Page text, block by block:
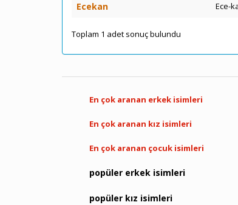
Ecekan Ece-
Toplam 1 adet sonuç bulundu
En çok aranan erkek isimleri
En çok aranan kız isimleri
En çok aranan çocuk isimleri
popüler erkek isimleri
popüler kız isimleri